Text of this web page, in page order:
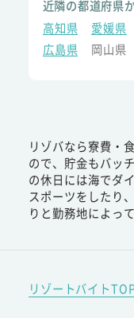
近隣の都道府県
高知県
愛媛県
広島県
岡山県
リゾバなら寮費・
ので、貯金もバッ
の休日には海でダ
スポーツをしたり
りと勤務地によっ
リゾートバイト